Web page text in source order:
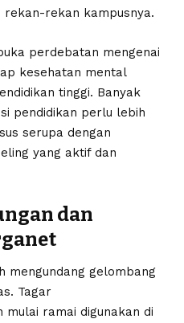
rekan-rekan kampusnya.
perdebatan mengenai
kesehatan mental
tinggi. Banyak
pendidikan perlu lebih
serupa dengan
yang aktif dan
dan
mengundang gelombang
Tagar
mulai ramai digunakan di